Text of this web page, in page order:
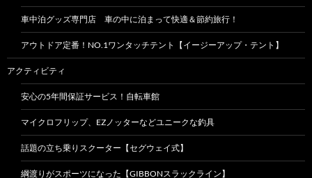
車中泊グッズ専門店 車の中に泊まって快適＆節約旅行！
アウトドア定番！NO.1ワンタッチテント【イージーアップ・テント】
アクティビティ
安心の5年間保証サービス！自転車館
マイクロフリップ、EZノッターなどユニークな釣具
話題の立ち乗りスクーター【セグウェイ式】
綱渡りがスポーツになった【GIBBONスラックライン】